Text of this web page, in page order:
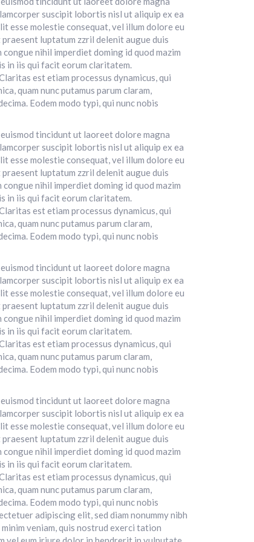
suscipit lobortis nisl ut aliquip ex ea
esse molestie consequat, vel illum dolore eu
luptatum zzril delenit augue duis
nihil imperdiet doming id quod mazim
in iis qui facit eorum claritatem.
est etiam processus dynamicus, qui
quam nunc putamus parum claram,
Eodem modo typi, qui nunc nobis
tincidunt ut laoreet dolore magna
suscipit lobortis nisl ut aliquip ex ea
esse molestie consequat, vel illum dolore eu
luptatum zzril delenit augue duis
nihil imperdiet doming id quod mazim
in iis qui facit eorum claritatem.
est etiam processus dynamicus, qui
quam nunc putamus parum claram,
Eodem modo typi, qui nunc nobis
tincidunt ut laoreet dolore magna
suscipit lobortis nisl ut aliquip ex ea
esse molestie consequat, vel illum dolore eu
luptatum zzril delenit augue duis
nihil imperdiet doming id quod mazim
in iis qui facit eorum claritatem.
est etiam processus dynamicus, qui
quam nunc putamus parum claram,
Eodem modo typi, qui nunc nobis
tincidunt ut laoreet dolore magna
suscipit lobortis nisl ut aliquip ex ea
esse molestie consequat, vel illum dolore eu
luptatum zzril delenit augue duis
nihil imperdiet doming id quod mazim
in iis qui facit eorum claritatem.
est etiam processus dynamicus, qui
quam nunc putamus parum claram,
Eodem modo typi, qui nunc nobis
adipiscing elit, sed diam nonummy nibh
veniam, quis nostrud exerci tation